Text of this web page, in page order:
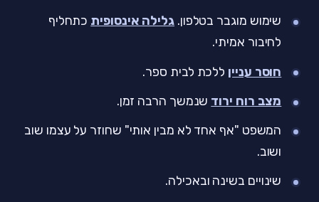
שימוש מוגבר בטלפון. גלילה אינסופית כתחליף
לחיבור אמיתי.
חוסר עניין ללכת לבית ספר.
מצב רוח ירוד שנמשך הרבה זמן.
המשפט "אף אחד לא מבין אותי" שחוזר על עצמו שוב
ושוב.
שינויים בשינה ובאכילה.